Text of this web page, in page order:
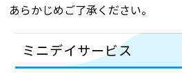
あらかじめご了承ください。
ミニデイサービス